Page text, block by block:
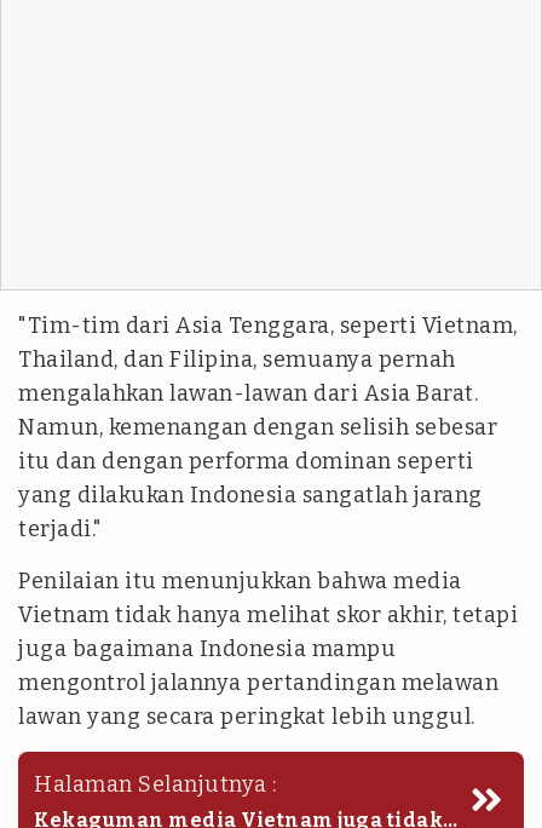
"Tim-tim dari Asia Tenggara, seperti Vietnam,
Thailand, dan Filipina, semuanya pernah
mengalahkan lawan-lawan dari Asia Barat.
Namun, kemenangan dengan selisih sebesar
itu dan dengan performa dominan seperti
yang dilakukan Indonesia sangatlah jarang
terjadi."
Penilaian itu menunjukkan bahwa media
Vietnam tidak hanya melihat skor akhir, tetapi
juga bagaimana Indonesia mampu
mengontrol jalannya pertandingan melawan
lawan yang secara peringkat lebih unggul.
Halaman Selanjutnya :
Kekaguman media Vietnam juga tidak